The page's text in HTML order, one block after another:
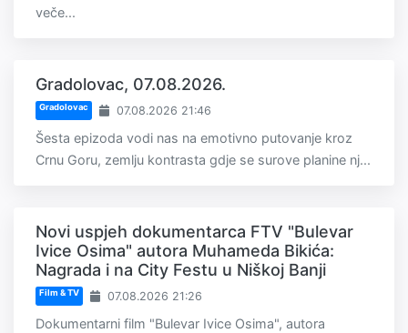
veče...
Gradolovac, 07.08.2026.
Gradolovac 07.08.2026 21:46
Šesta epizoda vodi nas na emotivno putovanje kroz
Crnu Goru, zemlju kontrasta gdje se surove planine nj...
Novi uspjeh dokumentarca FTV "Bulevar
Ivice Osima" autora Muhameda Bikića:
Nagrada i na City Festu u Niškoj Banji
Film & TV 07.08.2026 21:26
Dokumentarni film "Bulevar Ivice Osima", autora